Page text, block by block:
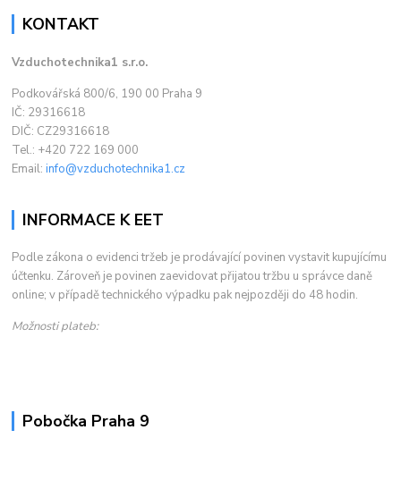
KONTAKT
Vzduchotechnika1 s.r.o.
Podkovářská 800/6, 190 00 Praha 9
IČ: 29316618
DIČ: CZ29316618
Tel.: +420 722 169 000
Email:info@vzduchotechnika1.cz
INFORMACE K EET
Podle zákona o evidenci tržeb je prodávající povinen vystavit kupujícímu
účtenku. Zároveň je povinen zaevidovat přijatou tržbu u správce daně
online; v případě technického výpadku pak nejpozději do 48 hodin.
Možnosti plateb:
Pobočka Praha 9